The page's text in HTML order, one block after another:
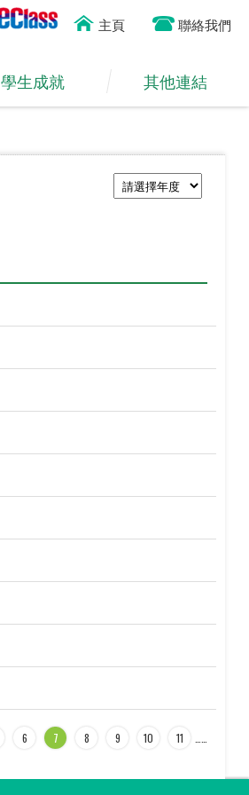
主頁 聯絡我們
學生成就 其他連結
6 7 8 9 10 11